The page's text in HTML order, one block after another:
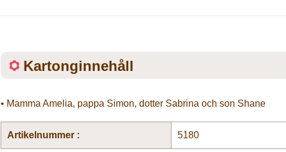
Kartonginnehåll
• Mamma Amelia, pappa Simon, dotter Sabrina och son Shane
Artikelnummer : 5180